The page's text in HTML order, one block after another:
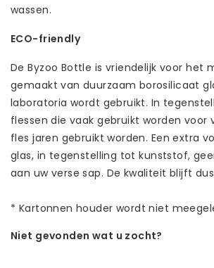
wassen.
ECO-friendly
De Byzoo Bottle is vriendelijk voor het
gemaakt van duurzaam borosilicaat
laboratoria wordt gebruikt. In
flessen die vaak gebruikt worden voor
fles jaren gebruikt worden. Een extra
glas, in tegenstelling tot kunststof,
aan uw verse sap. De kwaliteit blijft
* Kartonnen houder wordt niet
Niet gevonden wat u zocht?